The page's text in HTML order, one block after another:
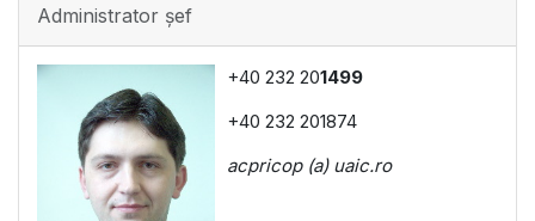
Administrator șef
+40 232 201499
+40 232 201874
acpricop (a) uaic.ro